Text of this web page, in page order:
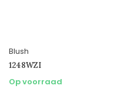
Blush
1248WZI
Op voorraad